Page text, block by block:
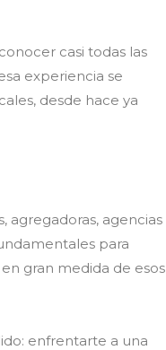
casi todas las
experiencia se
desde hace ya
agregadoras, agencias
para
gran medida de esos
enfrentarte a una